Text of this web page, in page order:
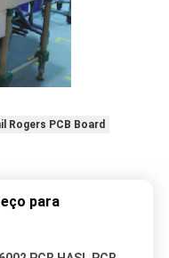
Rogers PCB Board
para